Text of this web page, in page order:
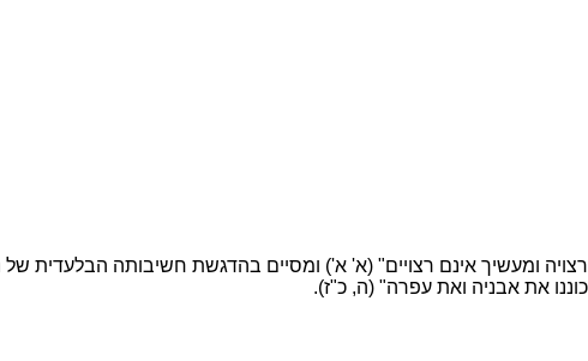
ומעשיך אינם רצויים" (א' א') ומסיים בהדגשת חשיבותה הבלעדית של
את אבניה ואת עפרה" (ה, כ"ז).